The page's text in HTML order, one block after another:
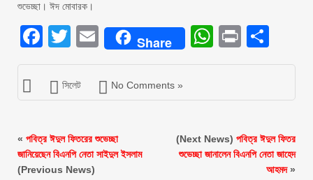
শুভেচ্ছা। ঈদ মোবারক।
Facebook
Twitter
EmailShare Print
সিলেট No Comments »
« পবিত্র ঈদুল ফিতরের শুভেচ্ছা
জানিয়েছেন বিএনপি নেতা সাইদুল ইসলাম
(Previous News)
(Next News) পবিত্র ঈদুল ফিতর
শুভেচ্ছা জানালেন বিএনপি নেতা জাহেদ
আহমদ»